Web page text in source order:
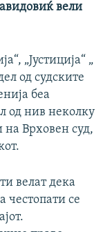
вели
„Јустиција“ „
од судските
беа
од нив неколку
на Врховен суд,
велат дека
честопати се